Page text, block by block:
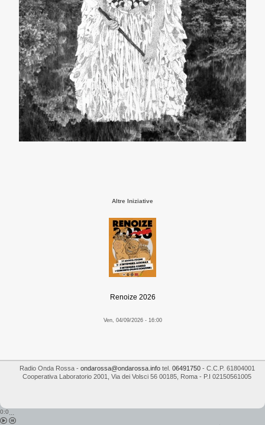
Altre Iniziative
Renoize 2026
Ven, 04/09/2026 - 16:00
Radio Onda Rossa- ondarossa@ondarossa.infotel. 06491750- C.C.P. 61804001
Cooperativa Laboratorio 2001
Via dei Volsci 56 00185 Roma - P.I 02150561005
0:0...